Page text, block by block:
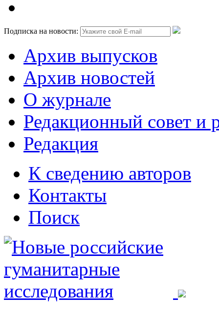
Подписка на новости:
Архив выпусков
Архив новостей
О журнале
Редакционный совет и
Редакция
К сведению авторов
Контакты
Поиск